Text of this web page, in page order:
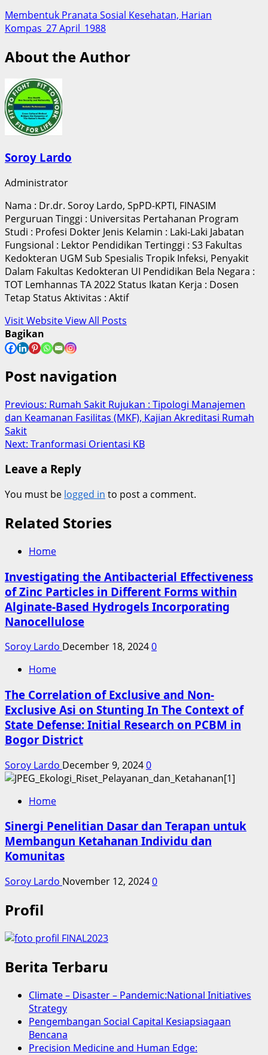
Membentuk Pranata Sosial Kesehatan, Harian
Kompas_27 April_1988
About the Author
Soroy Lardo
Administrator
Nama : Dr.dr. Soroy Lardo, SpPD-KPTI, FINASIM
Perguruan Tinggi : Universitas Pertahanan Program
Studi : Profesi Dokter Jenis Kelamin : Laki-Laki Jabatan
Fungsional : Lektor Pendidikan Tertinggi : S3 Fakultas
Kedokteran UGM Sub Spesialis Tropik Infeksi, Penyakit
Dalam Fakultas Kedokteran UI Pendidikan Bela Negara :
TOT Lemhannas TA 2022 Status Ikatan Kerja : Dosen
Tetap Status Aktivitas : Aktif
Visit WebsiteView All Posts
Bagikan
Post navigation
Previous: Rumah Sakit Rujukan : Tipologi Manajemen
dan Keamanan Fasilitas (MKF), Kajian Akreditasi Rumah
Sakit
Next: Tranformasi Orientasi KB
Leave a Reply
You must be logged in to post a comment.
Related Stories
Home
Investigating the Antibacterial Effectiveness
of Zinc Particles in Different Forms within
Alginate-Based Hydrogels Incorporating
Nanocellulose
Soroy Lardo December 18, 20240
Home
The Correlation of Exclusive and Non-
Exclusive Asi on Stunting In The Context of
State Defense: Initial Research on PCBM in
Bogor District
Soroy Lardo December 9, 20240
Home
Sinergi Penelitian Dasar dan Terapan untuk
Membangun Ketahanan Individu dan
Komunitas
Soroy Lardo November 12, 20240
Profil
Berita Terbaru
Climate – Disaster – Pandemic:National Initiatives
Strategy
Pengembangan Social Capital Kesiapsiagaan
Bencana
Precision Medicine and Human Edge: